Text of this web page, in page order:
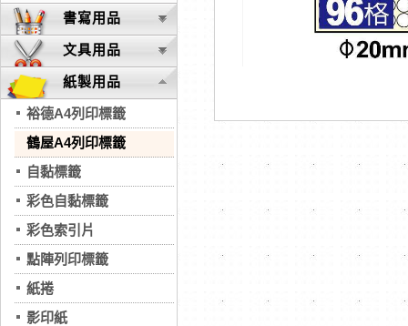
書寫用品
文具用品
紙製用品
裕德A4列印標籤
鶴屋A4列印標籤
自黏標籤
彩色自黏標籤
彩色索引片
點陣列印標籤
紙捲
影印紙